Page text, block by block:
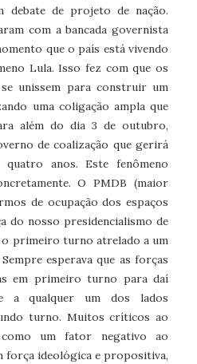
debate de projeto de nação.
com a bancada governista
que o país está vivendo
Lula. Isso fez com que os
unissem para construir um
uma coligação ampla que
além do dia 3 de outubro,
de coalização que gerirá
anos. Este fenômeno
O PMDB (maior
de ocupação dos espaços
do nosso presidencialismo de
o primeiro turno atrelado a um
esperava que as forças
em primeiro turno para daí
a qualquer um dos lados
turno. Muitos críticos ao
um fator negativo ao
força ideológica e propositiva,